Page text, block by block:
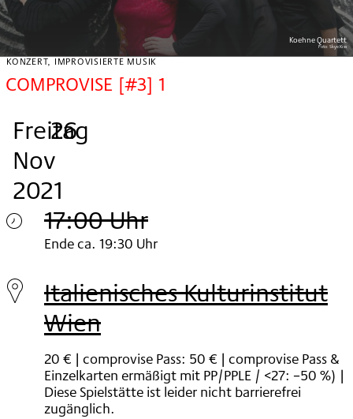
Koehne Quartett
Foto: Skye Kiss
KONZERT, IMPROVISIERTE MUSIK
COMPROVISE [#3] 1
Freitag
, 26
.
Nov
2021
.
17:00 Uhr
Freitag
26.
Nov
2021
Ende ca. 19:30 Uhr
Italienisches Kulturinstitut
Wien
20 € | comprovise Pass: 50 € | comprovise Pass &
Einzelkarten ermäßigt mit PP/PPLE / <27: –50 %) |
Diese Spielstätte ist leider nicht barrierefrei
zugänglich.